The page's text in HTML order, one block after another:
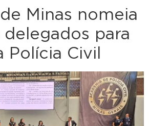
Minas nomeia
para
Polícia Civil